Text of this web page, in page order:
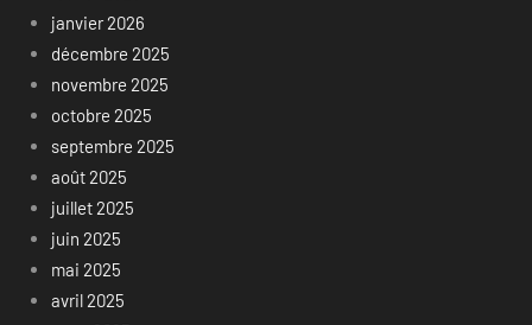
janvier 2026
décembre 2025
novembre 2025
octobre 2025
septembre 2025
août 2025
juillet 2025
juin 2025
mai 2025
avril 2025